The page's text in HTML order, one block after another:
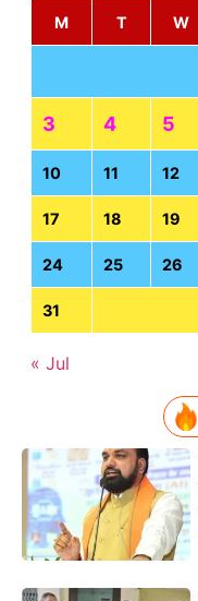
M
T W
3 4 5
10 11 12
17 18 19
24 25 26
31
« Jul